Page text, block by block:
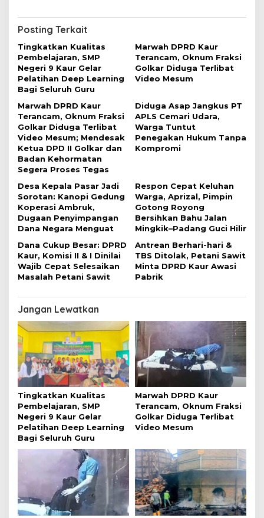
g
a
s
i
p
o
s
Posting Terkait
Tingkatkan Kualitas
Pembelajaran, SMP
Negeri 9 Kaur Gelar
Pelatihan Deep Learning
Bagi Seluruh Guru
Marwah DPRD Kaur
Terancam, Oknum Fraksi
Golkar Diduga Terlibat
Video Mesum
Marwah DPRD Kaur
Terancam, Oknum Fraksi
Golkar Diduga Terlibat
Video Mesum; Mendesak
Ketua DPD II Golkar dan
Badan Kehormatan
Segera Proses Tegas
Diduga Asap Jangkus PT
APLS Cemari Udara,
Warga Tuntut
Penegakan Hukum Tanpa
Kompromi
Desa Kepala Pasar Jadi
Sorotan: Kanopi Gedung
Koperasi Ambruk,
Dugaan Penyimpangan
Dana Negara Menguat
Respon Cepat Keluhan
Warga, Aprizal, Pimpin
Gotong Royong
Bersihkan Bahu Jalan
Mingkik–Padang Guci Hilir
Dana Cukup Besar: DPRD
Kaur, Komisi II & I Dinilai
Wajib Cepat Selesaikan
Masalah Petani Sawit
Antrean Berhari-hari &
TBS Ditolak, Petani Sawit
Minta DPRD Kaur Awasi
Pabrik
Jangan Lewatkan
Tingkatkan Kualitas
Pembelajaran, SMP
Negeri 9 Kaur Gelar
Pelatihan Deep Learning
Bagi Seluruh Guru
Marwah DPRD Kaur
Terancam, Oknum Fraksi
Golkar Diduga Terlibat
Video Mesum